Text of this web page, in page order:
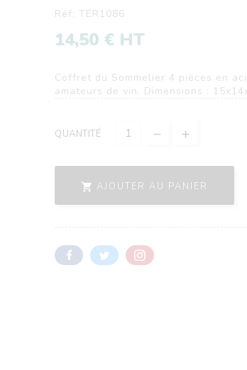
Réf: TER1086
14,50 € HT
Coffret du Sommelier 4 pièces en
amateurs de vin. Dimensions :
QUANTITÉ
 AJOUTER AU PANIER